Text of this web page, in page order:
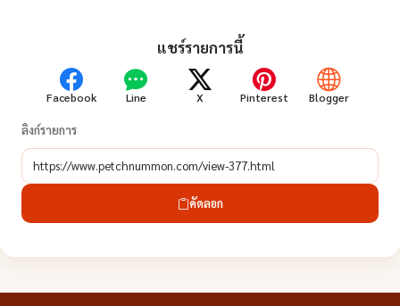
แชร์รายการนี้
Facebook Line X Pinterest Blogger
ลิงก์รายการ
คัดลอก